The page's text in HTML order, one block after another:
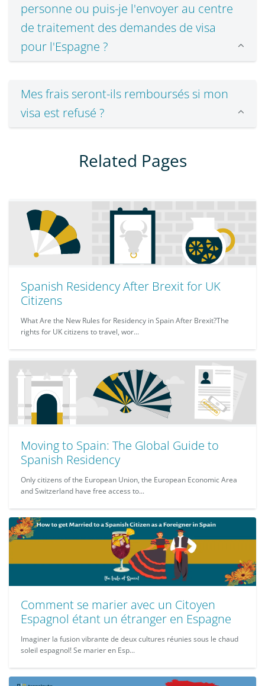
personne ou puis-je l'envoyer au centre
de traitement des demandes de visa
pour l'Espagne ?
Mes frais seront-ils remboursés si mon
visa est refusé ?
Related Pages
Spanish Residency After Brexit for UK
Citizens
What Are the New Rules for Residency in Spain After Brexit?The
rights for UK citizens to travel, wor...
Moving to Spain: The Global Guide to
Spanish Residency
Only citizens of the European Union, the European Economic Area
and Switzerland have free access to...
Comment se marier avec un Citoyen
Espagnol étant un étranger en Espagne
Imaginer la fusion vibrante de deux cultures réunies sous le chaud
soleil espagnol! Se marier en Esp...